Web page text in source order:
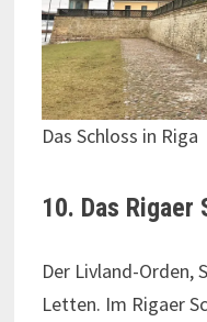
Das Schloss in Riga
10. Das Rigaer
Der Livland-Orden,
Letten. Im Rigaer